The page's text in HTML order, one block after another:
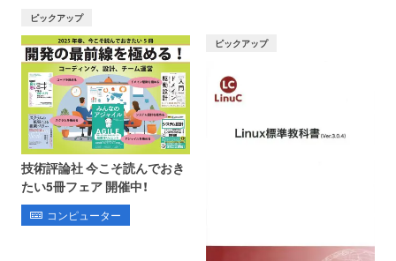
ピックアップ
技術評論社 今こそ読んでおき
たい5冊フェア 開催中！
コンピューター
ピックアップ